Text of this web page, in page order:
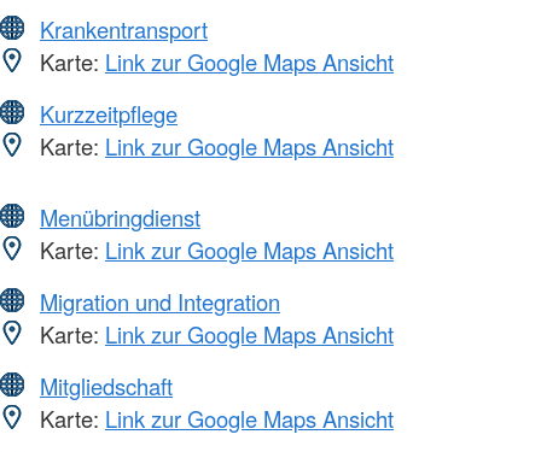
Krankentransport
Karte: Link zur Google Maps Ansicht
Kurzzeitpflege
Karte: Link zur Google Maps Ansicht
Menübringdienst
Karte: Link zur Google Maps Ansicht
Migration und Integration
Karte: Link zur Google Maps Ansicht
Mitgliedschaft
Karte: Link zur Google Maps Ansicht